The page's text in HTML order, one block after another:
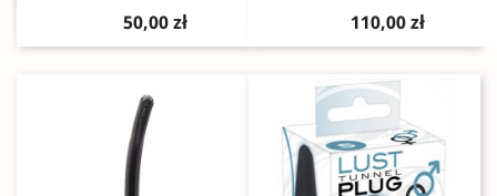
50,00 zł 110,00 zł